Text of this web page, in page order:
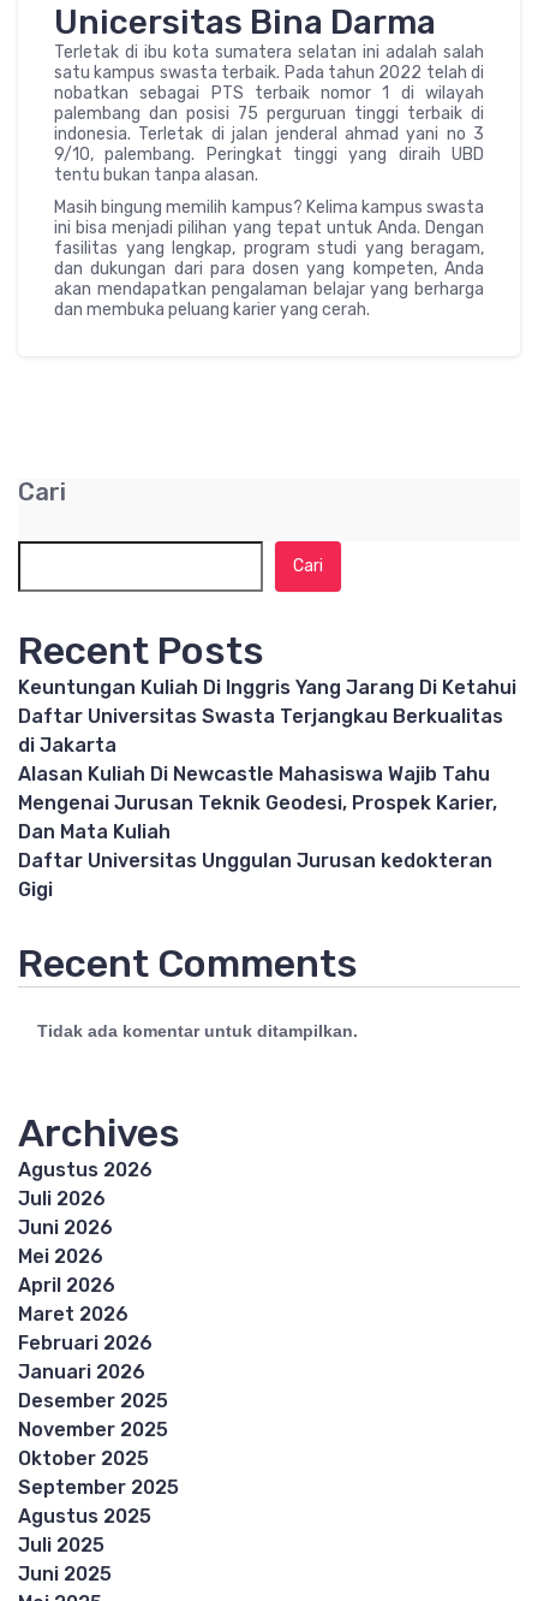
Unicersitas Bina Darma
Terletak di ibu kota sumatera selatan ini adalah salah
satu kampus swasta terbaik. Pada tahun 2022 telah di
nobatkan sebagai PTS terbaik nomor 1 di wilayah
palembang dan posisi 75 perguruan tinggi terbaik di
indonesia. Terletak di jalan jenderal ahmad yani no 3
9/10, palembang. Peringkat tinggi yang diraih UBD
tentu bukan tanpa alasan.
Masih bingung memilih kampus? Kelima kampus swasta
ini bisa menjadi pilihan yang tepat untuk Anda. Dengan
fasilitas yang lengkap, program studi yang beragam,
dan dukungan dari para dosen yang kompeten, Anda
akan mendapatkan pengalaman belajar yang berharga
dan membuka peluang karier yang cerah.
Cari
Cari
Recent Posts
Keuntungan Kuliah Di Inggris Yang Jarang Di Ketahui
Daftar Universitas Swasta Terjangkau Berkualitas
di Jakarta
Alasan Kuliah Di Newcastle Mahasiswa Wajib Tahu
Mengenai Jurusan Teknik Geodesi, Prospek Karier,
Dan Mata Kuliah
Daftar Universitas Unggulan Jurusan kedokteran
Gigi
Recent Comments
Tidak ada komentar untuk ditampilkan.
Archives
Agustus 2026
Juli 2026
Juni 2026
Mei 2026
April 2026
Maret 2026
Februari 2026
Januari 2026
Desember 2025
November 2025
Oktober 2025
September 2025
Agustus 2025
Juli 2025
Juni 2025